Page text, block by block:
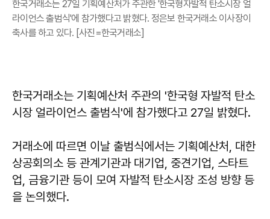
한국거래소는 27일 기획예산처가 주관한 '한국형자발적 탄소시장 얼
라이언스 출범식'에 참가했다고 밝혔다. 정은보 한국거래소 이사장이
축사를 하고 있다. [사진=한국거래소]
한국거래소는 기획예산처 주관의 '한국형 자발적 탄소
시장 얼라이언스 출범식'에 참가했다고 27일 밝혔다.
거래소에 따르면 이날 출범식에서는 기획예산처, 대한
상공회의소 등 관계기관과 대기업, 중견기업, 스타트
업, 금융기관 등이 모여 자발적 탄소시장 조성 방향 등
을 논의했다.